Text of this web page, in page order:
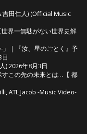
吉田仁人) (Official Music
界一無駄がない世界史解
」｜『汝、星のごとく』予
)2026年8月3日
すこの先の未来とは…【 都
ATL Jacob -Music Video-